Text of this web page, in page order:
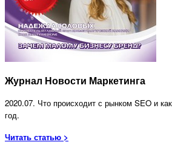
Журнал Новости Маркетинга
2020.07. Что происходит с рынком SEO и
год.
Читать статью >